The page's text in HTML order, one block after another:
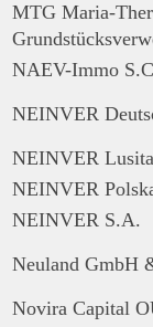
MTG Maria-
NAEV-Immo
NEINVER
NEINVER
NEINVER
NEINVER S.A.
Neuland GmbH
Novira Capital